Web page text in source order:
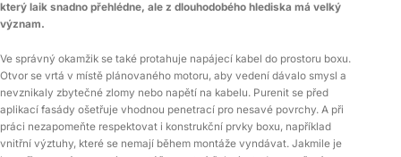
který laik snadno přehlédne, ale z dlouhodobého hlediska má velký
význam.
Ve správný okamžik se také protahuje napájecí kabel do prostoru boxu.
Otvor se vrtá v místě plánovaného motoru, aby vedení dávalo smysl a
nevznikaly zbytečné zlomy nebo napětí na kabelu. Purenit se před
aplikací fasády ošetřuje vhodnou penetrací pro nesavé povrchy. A při
práci nezapomeňte respektovat i konstrukční prvky boxu, například
vnitřní výztuhy, které se nemají během montáže vyndávat. Jakmile je